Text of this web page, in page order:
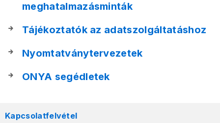
meghatalmazásminták
Tájékoztatók az adatszolgáltatáshoz
Nyomtatványtervezetek
ONYA segédletek
Kapcsolatfelvétel